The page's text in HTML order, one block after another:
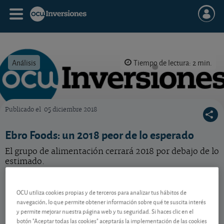
Análisis Tiempo de lectura: 2 min.
Publicado el 05 diciembre 2018
Ebro Foods: un 2018 peor de lo esperado
El grupo de alimentación cerrará 2018 por debajo de lo
estimado.
ES0112501012
06/08/2026 Madrid
-
OCU utiliza cookies propias y de terceros para analizar tus hábitos de
navegación, lo que permite obtener información sobre qué te suscita interés
y permite mejorar nuestra página web y tu seguridad. Si haces clic en el
botón "Aceptar todas las cookies" aceptarás la implementación de las cookies